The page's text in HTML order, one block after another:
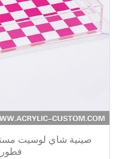
صينية شاي لوسيت
فطور